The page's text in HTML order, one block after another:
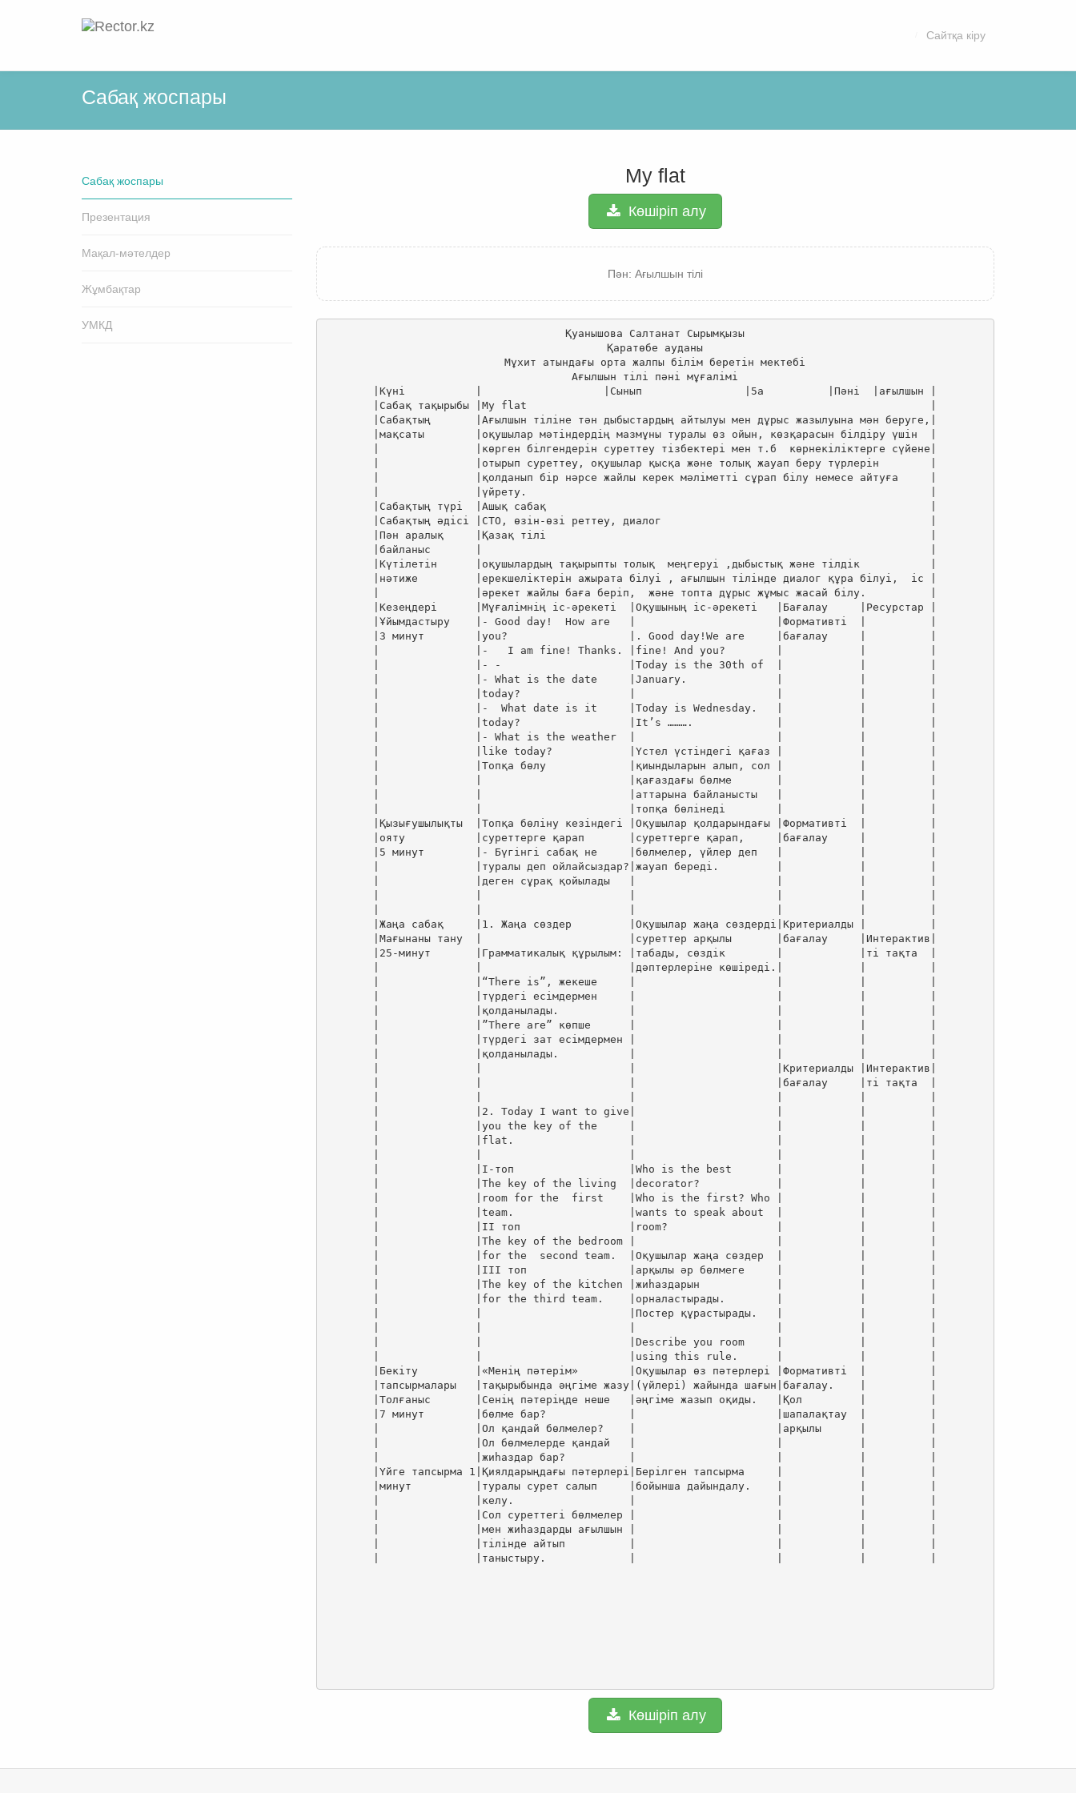
Сайтқа кіру
Cабақ жоспары
Cабақ жоспары
Презентация
Мақал-мәтелдер
Жұмбақтар
УМКД
My flat
Көшіріп алу
Пән: Ағылшын тілі
Қуанышова Салтанат Сырымқызы
Қаратөбе ауданы
Мұхит атындағы орта жалпы білім беретін мектебі
Ағылшын тілі пәні мұғалімі
|Күні           |                   |Сынып                |5а          |Пәні  |ағылшын |
|Сабақ тақырыбы |My flat                                                               |
|Сабақтың       |Ағылшын тіліне тән дыбыстардың айтылуы мен дұрыс жазылуына мән беруге,|
|мақсаты        |оқушылар мәтіндердің мазмұны туралы өз ойын, көзқарасын білдіру үшін  |
|               |көрген білгендерін суреттеу тізбектері мен т.б  көрнекіліктерге сүйене|
|               |отырып суреттеу, оқушылар қысқа және толық жауап беру түрлерін        |
|               |қолданып бір нәрсе жайлы керек мәліметті сұрап білу немесе айтуға     |
|               |үйрету.                                                               |
|Сабақтың түрі  |Ашық сабақ                                                            |
|Сабақтың әдісі |СТО, өзін-өзі реттеу, диалог                                          |
|Пән аралық     |Қазақ тілі                                                            |
|байланыс       |                                                                      |
|Күтілетін      |оқушылардың тақырыпты толық  меңгеруі ,дыбыстық және тілдік           |
|нәтиже         |ерекшеліктерін ажырата білуі , ағылшын тілінде диалог құра білуі,  іс |
|               |әрекет жайлы баға беріп,  және топта дұрыс жұмыс жасай білу.          |
|Кезеңдері      |Мұғалімнің іс-әрекеті  |Оқушының іс-әрекеті   |Бағалау     |Ресурстар |
|Ұйымдастыру    |- Good day!  How are   |                      |Формативті  |          |
|3 минут        |you?                   |. Good day!We are     |бағалау     |          |
|               |-   I am fine! Thanks. |fine! And you?        |            |          |
|               |- -                    |Today is the 30th of  |            |          |
|               |- What is the date     |January.              |            |          |
|               |today?                 |                      |            |          |
|               |-  What date is it     |Today is Wednesday.   |            |          |
|               |today?                 |It’s ……….             |            |          |
|               |- What is the weather  |                      |            |          |
|               |like today?            |Үстел үстіндегі қағаз |            |          |
|               |Топқа бөлу             |қиындыларын алып, сол |            |          |
|               |                       |қағаздағы бөлме       |            |          |
|               |                       |аттарына байланысты   |            |          |
|               |                       |топқа бөлінеді        |            |          |
|Қызығушылықты  |Топқа бөліну кезіндегі |Оқушылар қолдарындағы |Формативті  |          |
|ояту           |суреттерге қарап       |суреттерге қарап,     |бағалау     |          |
|5 минут        |- Бүгінгі сабақ не     |бөлмелер, үйлер деп   |            |          |
|               |туралы деп ойлайсыздар?|жауап береді.         |            |          |
|               |деген сұрақ қойылады   |                      |            |          |
|Жаңа сабақ     |1. Жаңа сөздер         |Оқушылар жаңа сөздерді|Критериалды |          |
|Мағынаны тану  |                       |суреттер арқылы       |бағалау     |Интерактив|
|25-минут       |Грамматикалық құрылым: |табады, сөздік        |            |ті тақта  |
|               |                       |дәптерлеріне көшіреді.|            |          |
|               |“There is”, жекеше     |                      |            |          |
|               |түрдегі есімдермен     |                      |            |          |
|               |қолданылады.           |                      |            |          |
|               |”There are” көпше      |                      |            |          |
|               |түрдегі зат есімдермен |                      |            |          |
|               |қолданылады.           |                      |            |          |
|               |                       |                      |Критериалды |Интерактив|
|               |                       |                      |бағалау     |ті тақта  |
|               |2. Today I want to give|                      |            |          |
|               |you the key of the     |                      |            |          |
|               |flat.                  |                      |            |          |
|               |І-топ                  |Who is the best       |            |          |
|               |The key of the living  |decorator?            |            |          |
|               |room for the  first    |Who is the first? Who |            |          |
|               |team.                  |wants to speak about  |            |          |
|               |ІІ топ                 |room?                 |            |          |
|               |The key of the bedroom |                      |            |          |
|               |for the  second team.  |Оқушылар жаңа сөздер  |            |          |
|               |ІІІ топ                |арқылы әр бөлмеге     |            |          |
|               |The key of the kitchen |жиһаздарын            |            |          |
|               |for the third team.    |орналастырады.        |            |          |
|               |                       |Постер құрастырады.   |            |          |
|               |                       |Describe you room     |            |          |
|               |                       |using this rule.      |            |          |
|Бекіту         |«Менің пәтерім»        |Оқушылар өз пәтерлері |Формативті  |          |
|тапсырмалары   |тақырыбында әңгіме жазу|(үйлері) жайында шағын|бағалау.    |          |
|Толғаныс       |Сенің пәтеріңде неше   |әңгіме жазып оқиды.   |Қол         |          |
|7 минут        |бөлме бар?             |                      |шапалақтау  |          |
|               |Ол қандай бөлмелер?    |                      |арқылы      |          |
|               |Ол бөлмелерде қандай   |                      |            |          |
|               |жиһаздар бар?          |                      |            |          |
|Үйге тапсырма 1|Қиялдарыңдағы пәтерлері|Берілген тапсырма     |            |          |
|минут          |туралы сурет салып     |бойынша дайындалу.    |            |          |
|               |келу.                  |                      |            |          |
|               |Сол суреттегі бөлмелер |                      |            |          |
|               |мен жиһаздарды ағылшын |                      |            |          |
|               |тілінде айтып          |                      |            |          |
|               |таныстыру.             |                      |            |          |
Көшіріп алу